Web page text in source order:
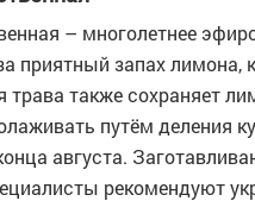
– многолетнее
приятный запах лимона,
также сохраняет
путём деления
августа.
рекомендуют